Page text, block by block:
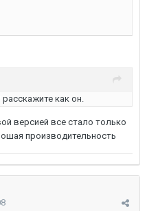
как он.
версией все стало только
производительность